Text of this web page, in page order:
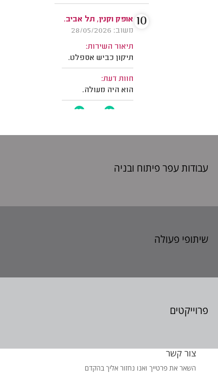
עבודות עפר פיתוח ובניה
שיתופי פעולה
פרוייקטים
צור קשר
השאר את פרטייך ואנו נחזור אליך בהקדם